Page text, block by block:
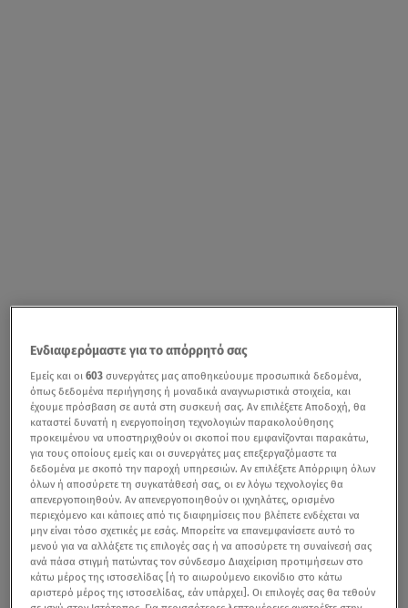
Ενδιαφερόμαστε για το απόρρητό σας
Εμείς και οι603 συνεργάτες μας αποθηκεύουμε προσωπικά δεδομένα,
όπως δεδομένα περιήγησης ή μοναδικά αναγνωριστικά στοιχεία, και
έχουμε πρόσβαση σε αυτά στη συσκευή σας. Αν επιλέξετε Αποδοχή, θα
καταστεί δυνατή η ενεργοποίηση τεχνολογιών παρακολούθησης
προκειμένου να υποστηριχθούν οι σκοποί που εμφανίζονται παρακάτω,
για τους οποίους εμείς και οι συνεργάτες μας επεξεργαζόμαστε τα
δεδομένα με σκοπό την παροχή υπηρεσιών. Αν επιλέξετε Απόρριψη όλων
όλων ή αποσύρετε τη συγκατάθεσή σας, οι εν λόγω τεχνολογίες θα
απενεργοποιηθούν. Αν απενεργοποιηθούν οι ιχνηλάτες, ορισμένο
περιεχόμενο και κάποιες από τις διαφημίσεις που βλέπετε ενδέχεται να
μην είναι τόσο σχετικές με εσάς. Μπορείτε να επανεμφανίσετε αυτό το
μενού για να αλλάξετε τις επιλογές σας ή να αποσύρετε τη συναίνεσή σας
ανά πάσα στιγμή πατώντας τον σύνδεσμο Διαχείριση προτιμήσεων στο
κάτω μέρος της ιστοσελίδας [ή το αιωρούμενο εικονίδιο στο κάτω
αριστερό μέρος της ιστοσελίδας, εάν υπάρχει]. Οι επιλογές σας θα τεθούν